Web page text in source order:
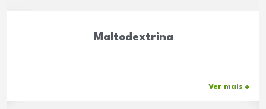
Maltodextrina
Ver mais